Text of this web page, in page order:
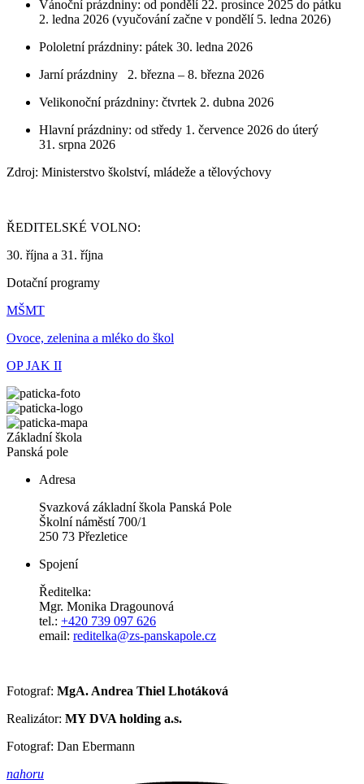
Vánoční prázdniny: od pondělí 22. prosince 2025 do pátku
2. ledna 2026 (vyučování začne v pondělí 5. ledna 2026)
Pololetní prázdniny: pátek 30. ledna 2026
Jarní prázdniny 2. března – 8. března 2026
Velikonoční prázdniny: čtvrtek 2. dubna 2026
Hlavní prázdniny: od středy 1. července 2026 do úterý
31. srpna 2026
Zdroj: Ministerstvo školství, mládeže a tělovýchovy
ŘEDITELSKÉ VOLNO:
30. října a 31. října
Dotační programy
MŠMT
Ovoce, zelenina a mléko do škol
OP JAK II
Základní škola
Panská pole
Adresa
Svazková základní škola Panská Pole
Školní náměstí 700/1
250 73 Přezletice
Spojení
Ředitelka:
Mgr. Monika Dragounová
tel.: +420 739 097 626
email: reditelka@zs-panskapole.cz
Fotograf: MgA. Andrea Thiel Lhotáková
Realizátor: MY DVA holding a.s.
Fotograf: Dan Ebermann
nahoru